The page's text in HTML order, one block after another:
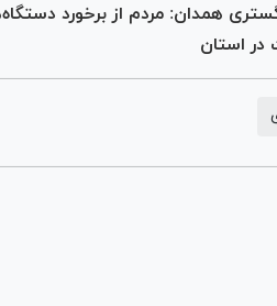
همدان: مردم از برخورد
استان